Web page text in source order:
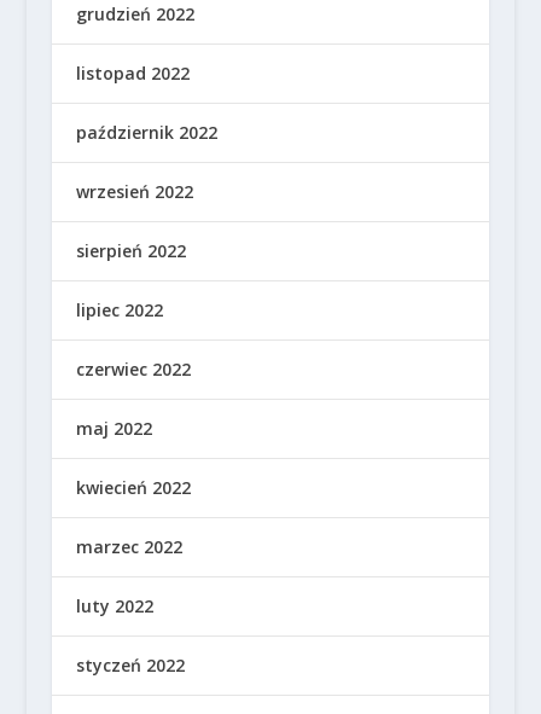
grudzień 2022
listopad 2022
październik 2022
wrzesień 2022
sierpień 2022
lipiec 2022
czerwiec 2022
maj 2022
kwiecień 2022
marzec 2022
luty 2022
styczeń 2022